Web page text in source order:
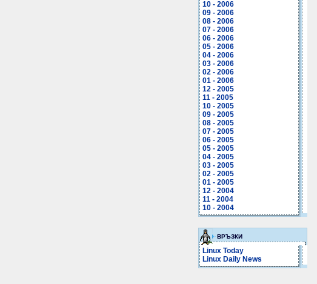
10 - 2006
09 - 2006
08 - 2006
07 - 2006
06 - 2006
05 - 2006
04 - 2006
03 - 2006
02 - 2006
01 - 2006
12 - 2005
11 - 2005
10 - 2005
09 - 2005
08 - 2005
07 - 2005
06 - 2005
05 - 2005
04 - 2005
03 - 2005
02 - 2005
01 - 2005
12 - 2004
11 - 2004
10 - 2004
ВРЪЗКИ
Linux Today
Linux Daily News